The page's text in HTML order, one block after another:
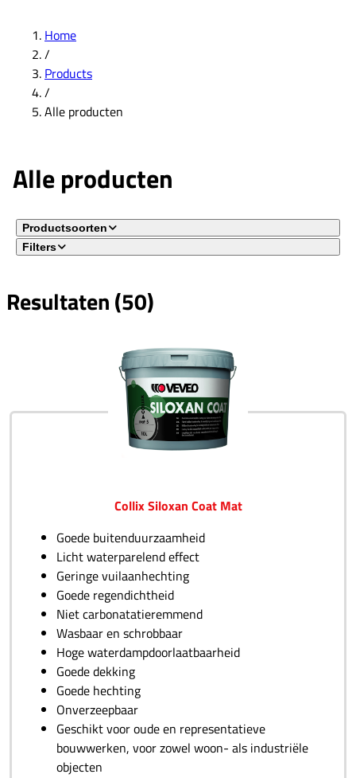
Home
/
Products
/
Alle producten
Alle producten
Productsoorten
Filters
Resultaten (50)
Geen filter(s) geselecteerd
Collix Siloxan Coat Mat
Goede buitenduurzaamheid
Licht waterparelend effect
Geringe vuilaanhechting
Goede regendichtheid
Niet carbonatatieremmend
Wasbaar en schrobbaar
Hoge waterdampdoorlaatbaarheid
Goede dekking
Goede hechting
Onverzeepbaar
Geschikt voor oude en representatieve
bouwwerken, voor zowel woon- als industriële
objecten